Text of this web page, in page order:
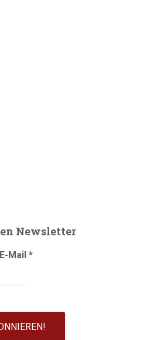
Newsletter
E-Mail *